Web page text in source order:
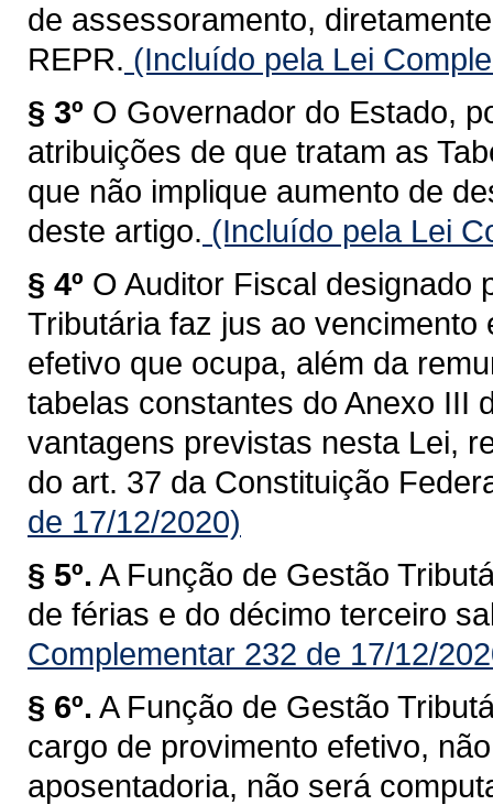
de assessoramento,
REPR. (Incluído pela Lei
§ 3º O Governador do Estado,
atribuições de que tratam as
que não implique aumento de
deste artigo. (Incluído pela Lei
§ 4º O Auditor Fiscal designado
Tributária faz jus ao
efetivo que ocupa, além da
tabelas constantes do Anexo III
vantagens previstas nesta Lei,
do art. 37 da Constituição
de 17/12/2020)
§ 5º. A Função de Gestão
de férias e do décimo terceiro
Complementar 232 de 17/12/
§ 6º. A Função de Gestão
cargo de provimento efetivo,
aposentadoria, não será